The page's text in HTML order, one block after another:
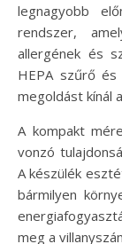
legnagyobb
rendszer,
allergének és
HEPA szűrő és
megoldást kínál
A kompakt
vonzó
A készülék
bármilyen
meg a